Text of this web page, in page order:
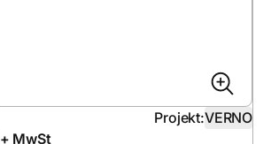
Projekt:VERNO
+ MwSt